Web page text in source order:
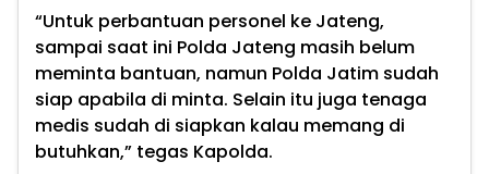
“Untuk perbantuan personel ke Jateng,
sampai saat ini Polda Jateng masih belum
meminta bantuan, namun Polda Jatim sudah
siap apabila di minta. Selain itu juga tenaga
medis sudah di siapkan kalau memang di
butuhkan,” tegas Kapolda.